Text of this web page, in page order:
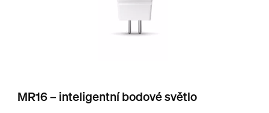
MR16 – inteligentní bodové světlo